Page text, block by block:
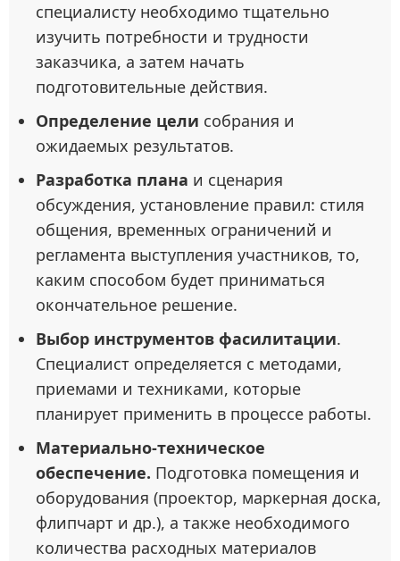
специалисту необходимо тщательно
изучить потребности и трудности
заказчика, а затем начать
подготовительные действия.
Определение цели собрания и
ожидаемых результатов.
Разработка плана и сценария
обсуждения, установление правил: стиля
общения, временных ограничений и
регламента выступления участников, то,
каким способом будет приниматься
окончательное решение.
Выбор инструментов фасилитации.
Специалист определяется с методами,
приемами и техниками, которые
планирует применить в процессе работы.
Материально-техническое
обеспечение. Подготовка помещения и
оборудования (проектор, маркерная доска,
флипчарт и др.), а также необходимого
количества расходных материалов